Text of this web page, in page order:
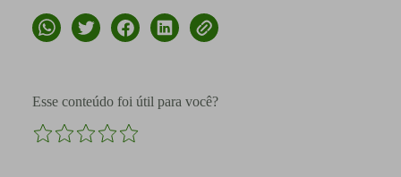
Esse conteúdo foi útil para você?